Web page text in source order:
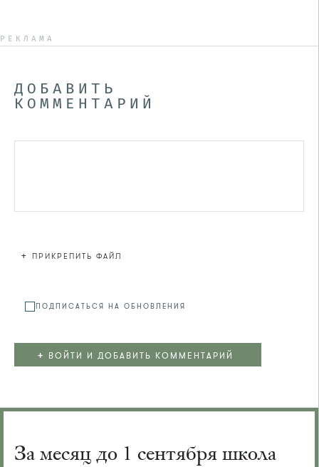
РЕКЛАМА
ДОБАВИТЬ
КОММЕНТАРИЙ
+ ПРИКРЕПИТЬ ФАЙЛ
ПОДПИСАТЬСЯ НА ОБНОВЛЕНИЯ
+ ВОЙТИ И ДОБАВИТЬ КОММЕНТАРИЙ
За месяц до 1 сентября школа